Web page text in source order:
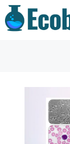
Saltar
al
contenido